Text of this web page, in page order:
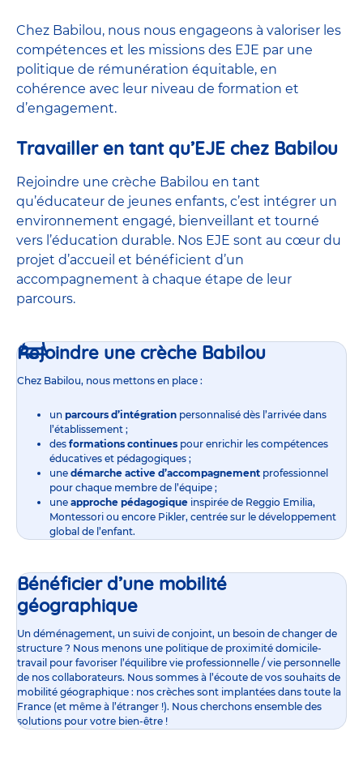
Chez Babilou, nous nous engageons à valoriser les
compétences et les missions des EJE par une
politique de rémunération équitable, en
cohérence avec leur niveau de formation et
d’engagement.
Travailler en tant qu’EJE chez Babilou
Rejoindre une crèche Babilou en tant
qu’éducateur de jeunes enfants, c’est intégrer un
environnement engagé, bienveillant et tourné
vers l’éducation durable. Nos EJE sont au cœur du
projet d’accueil et bénéficient d’un
accompagnement à chaque étape de leur
parcours.
Rejoindre une crèche Babilou
Chez Babilou, nous mettons en place :
un parcours d’intégration personnalisé dès l’arrivée dans
l’établissement ;
des formations continues pour enrichir les compétences
éducatives et pédagogiques ;
une démarche active d’accompagnement professionnel
pour chaque membre de l’équipe ;
une approche pédagogique inspirée de Reggio Emilia,
Montessori ou encore Pikler, centrée sur le développement
global de l’enfant.
Bénéficier d’une mobilité
géographique
Un déménagement, un suivi de conjoint, un besoin de changer de
structure ? Nous menons une politique de proximité domicile-
travail pour favoriser l’équilibre vie professionnelle / vie personnelle
de nos collaborateurs. Nous sommes à l’écoute de vos souhaits de
mobilité géographique : nos crèches sont implantées dans toute la
France (et même à l’étranger !). Nous cherchons ensemble des
solutions pour votre bien-être !